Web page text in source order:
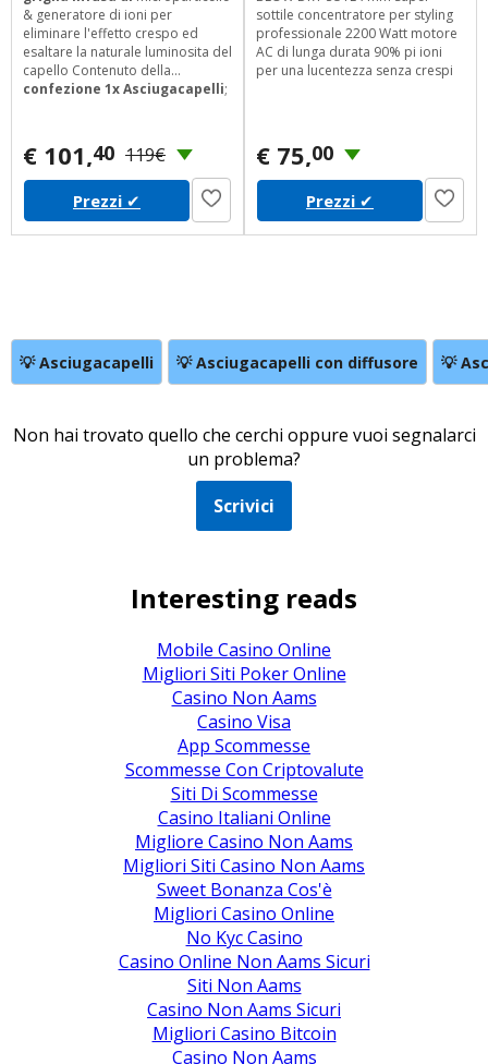
& generatore di ioni per
eliminare l'effetto crespo ed
esaltare la naturale luminosita del
capello Contenuto della
confezione 1x Asciugacapelli;
concentratore largo da 11m;
Tappetino resistente al calore;
Custodia elegante
€ 101,40 119€
Prezzi ✔
sottile concentratore per styling
professionale 2200 Watt motore
AC di lunga durata 90% pi ioni
per una lucentezza senza crespi
€ 75,00
Prezzi ✔
💡 Asciugacapelli 💡 Asciugacapelli con diffusore 💡
Non hai trovato quello che cerchi oppure vuoi segnalarci
un problema?
Scrivici
Interesting reads
Mobile Casino Online
Migliori Siti Poker Online
Casino Non Aams
Casino Visa
App Scommesse
Scommesse Con Criptovalute
Siti Di Scommesse
Casino Italiani Online
Migliore Casino Non Aams
Migliori Siti Casino Non Aams
Sweet Bonanza Cos'è
Migliori Casino Online
No Kyc Casino
Casino Online Non Aams Sicuri
Siti Non Aams
Casino Non Aams Sicuri
Migliori Casino Bitcoin
Casino Non Aams